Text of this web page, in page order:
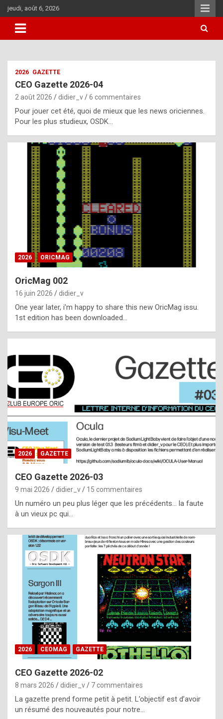
Aller
au
contenu
jeudi, août 6, 2026
i
u
l
y
d
i
ff
i
l
t
t
s
t
a
s
i
e
f
o
m
m
a
y
b
e
b
y
g
e
n
2026 GAZETTE
CEO Gazette 2026-04
2 août 2026 didier_v 6 commentaires
Pour jouer cet été, quoi de mieux que les news oriciennes.
Pour les plus studieux, OSDK…
2026 ORICMAG
OricMag 002
16 juin 2026 didier_v
One year later, i’m happy to share this new OricMag issu.
1st edition has been downloaded…
2026 GAZETTE
CEO Gazette 2026-03
9 mai 2026 didier_v 15 commentaires
Un numéro un peu plus léger que les précédents… la faute
à un vieux pc qui…
2026 CEOMAG GAZETTE
CEO Gazette 2026-02
8 mars 2026 didier_v 7 commentaires
La gazette prend forme petit à petit. L’objectif est d’avoir
un résumé des nouveautés pour notre…